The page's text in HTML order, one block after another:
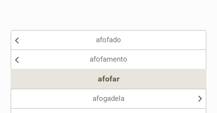
Nenhum dos sinônimos apresentados me ajudou
afofado
afofamento
afofar
afogadela